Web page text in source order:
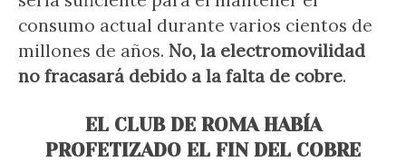
consumo actual durante varios cientos de
millones de años. No, la electromovilidad
no fracasará debido a la falta de cobre.
EL CLUB DE ROMA HABÍA
PROFETIZADO EL FIN DEL COBRE